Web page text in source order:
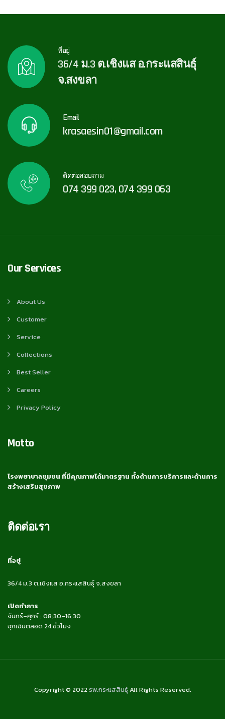
ที่อยู่
36/4 ม.3 ต.เชิงแส อ.กระแสสินธุ์
จ.สงขลา
Email
krasaesin01@gmail.com
ติดต่อสอบถาม
074 399 023, 074 399 063
Our Services
About Us
Customer
Service
Collections
Best Seller
Careers
Privacy Policy
Motto
โรงพยาบาลชุมชน ที่มีคุณภาพได้มาตรฐาน ทั้งด้านการบริการและด้านการ
สร้างเสริมสุขภาพ
ติดต่อเรา
ที่อยู่
36/4 ม.3 ต.เชิงแส อ.กระแสสินธุ์ จ.สงขลา
เปิดทำการ
จันทร์–ศุกร์ : 08:30–16:30
ฉุกเฉินตลอด 24 ชั่วโมง
Copyright © 2022รพ.กระแสสินธุ์All Rights Reserved.